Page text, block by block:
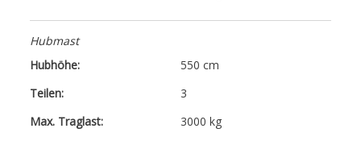
Hubmast
Hubhöhe:
550 cm
Teilen:
3
Max. Traglast:
3000 kg